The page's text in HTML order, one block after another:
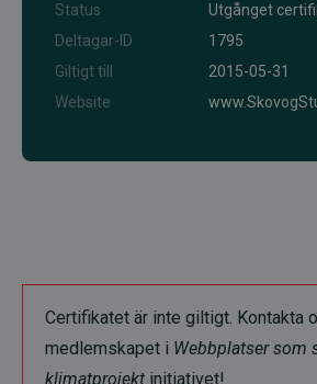
Status
Utgånget
Deltagar-ID
1795
Giltigt till
2015-05-31
Website
Certifikatet är inte giltigt. Kontakta
medlemskapet i Webbplatser som
klimatprojekt initiativet!